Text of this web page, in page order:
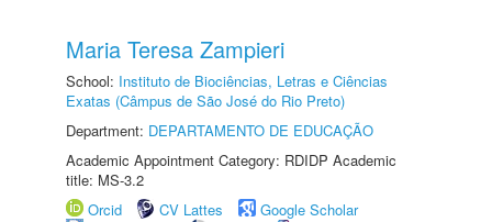
Maria Teresa Zampieri
School: Instituto de Biociências, Letras e Ciências
Exatas (Câmpus de São José do Rio Preto)
Department: DEPARTAMENTO DE EDUCAÇÃO
Academic Appointment Category: RDIDP Academic
title: MS-3.2
Orcid
CV Lattes
Google Scholar